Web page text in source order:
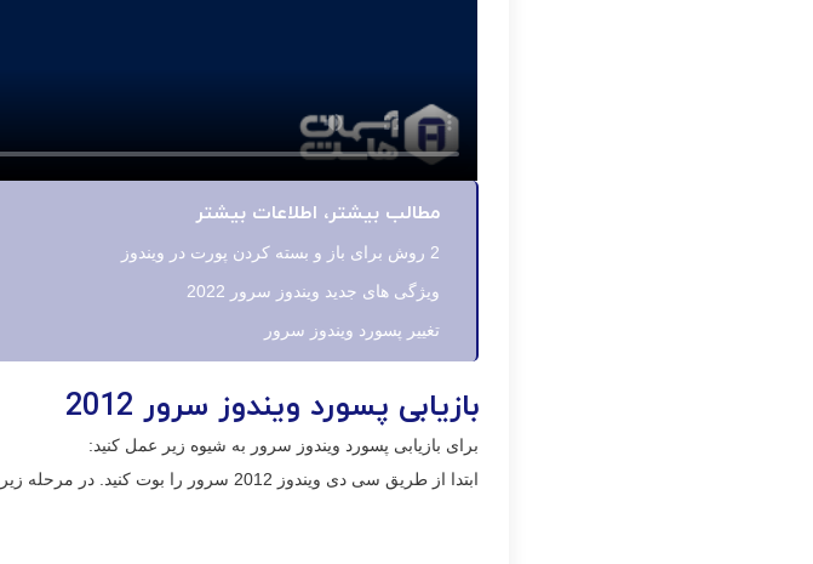
مطالب بیشتر، اطلاعات بیشتر
2 روش برای باز و بسته کردن پورت در ویندوز
ویژگی های جدید ویندوز سرور 2022
تغییر پسورد ویندوز سرور
بازیابی پسورد ویندوز سرور 2012
برای بازیابی پسورد ویندوز سرور به شیوه زیر عمل کنید:
ابتدا از طریق سی دی ویندوز 2012 سرور را بوت کنید. در مرحله زیر روی next کلیک کنید